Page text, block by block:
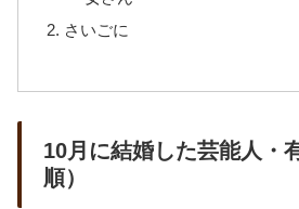
さいごに
10月に結婚した芸能人・
順）